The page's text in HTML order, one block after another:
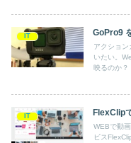
IT GoPro9
アクショ
いたい。
映るのか？
IT FlexClip
WEBで動
ビス